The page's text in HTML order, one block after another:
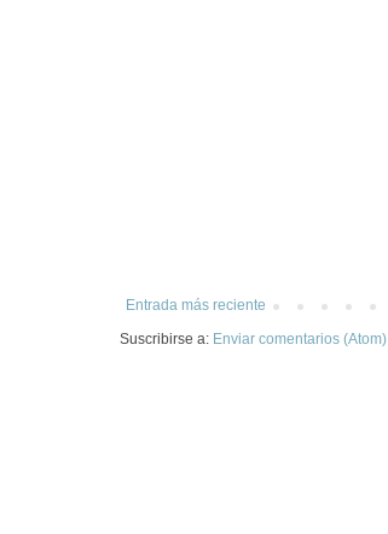
Entrada más reciente
Suscribirse a: Enviar comentarios (Atom)